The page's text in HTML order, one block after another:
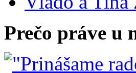
Prečo práve u